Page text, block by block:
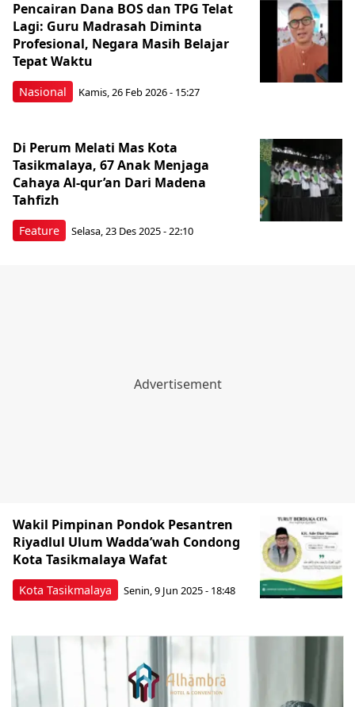
Nasional
Pencairan Dana BOS dan TPG Telat
Lagi: Guru Madrasah Diminta
Profesional, Negara Masih Belajar
Tepat Waktu
Kamis, 26 Feb 2026 - 15:27
Feature
Di Perum Melati Mas Kota
Tasikmalaya, 67 Anak Menjaga
Cahaya Al-qur’an Dari Madena
Tahfizh
Selasa, 23 Des 2025 - 22:10
Kota Tasikmalaya
Wakil Pimpinan Pondok Pesantren
Riyadlul Ulum Wadda’wah Condong
Kota Tasikmalaya Wafat
Senin, 9 Jun 2025 - 18:48